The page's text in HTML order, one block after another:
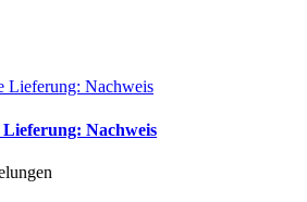
Nachweis